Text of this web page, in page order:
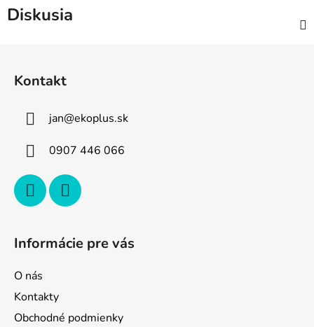
Diskusia
Kontakt
jan@ekoplus.sk
0907 446 066
Informácie pre vás
O nás
Kontakty
Obchodné podmienky